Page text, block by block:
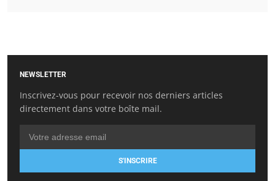
NEWSLETTER
Inscrivez-vous pour recevoir nos derniers articles
directement dans votre boîte mail.
S'INSCRIRE